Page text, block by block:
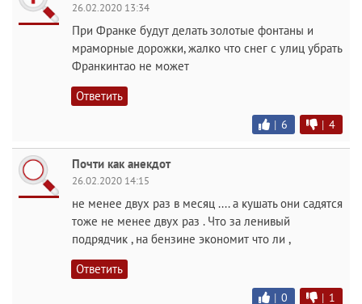
26.02.2020 13:34
При Франке будут делать золотые фонтаны и
мраморные дорожки, жалко что снег с улиц убрать
Франкинтао не может
Ответить
| 6 | 4
Почти как анекдот
26.02.2020 14:15
не менее двух раз в месяц .... а кушать они садятся
тоже не менее двух раз . Что за ленивый
подрядчик , на бензине экономит что ли ,
Ответить
| 0 | 1